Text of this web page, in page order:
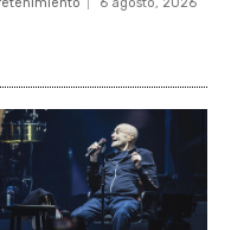
6 agosto, 2026